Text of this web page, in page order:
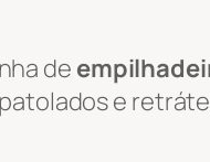
de
e